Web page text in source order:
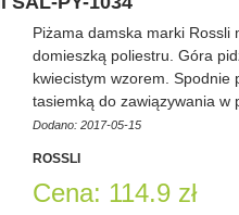
Piżama damska marki Rossli
domieszką poliestru. Góra
kwiecistym wzorem. Spodnie
tasiemką do zawiązywania w
Dodano: 2017-05-15
ROSSLI
Cena: 114.9 zł